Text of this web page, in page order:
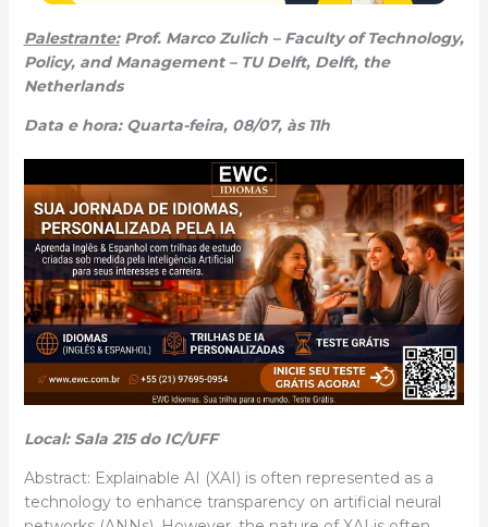
Palestrante:Prof. Marco Zulich – Faculty of Technology,
Policy, and Management – TU Delft, Delft, the
Netherlands
Data e hora: Quarta-feira, 08/07, às 11h
Local: Sala 215 do IC/UFF
Abstract: Explainable AI (XAI) is often represented as a
technology to enhance transparency on artificial neural